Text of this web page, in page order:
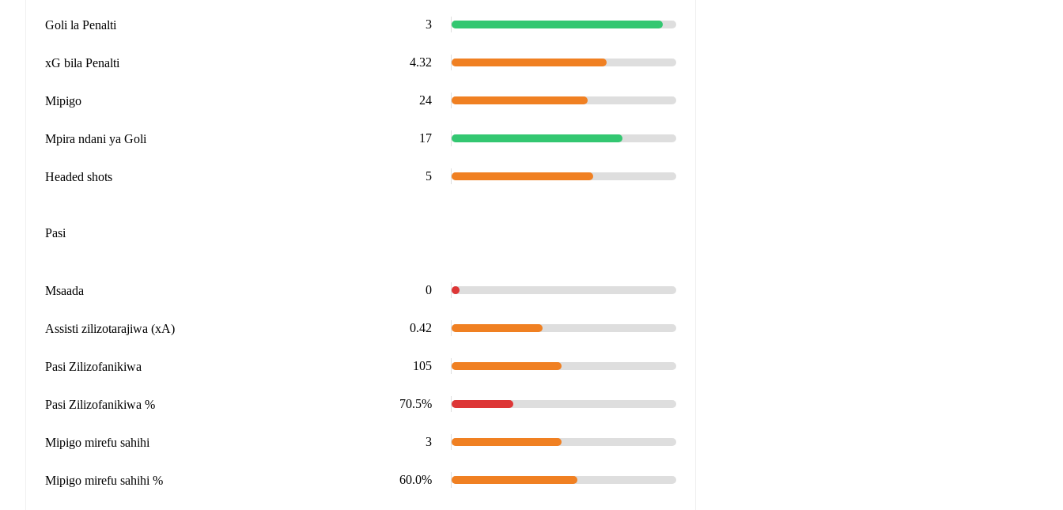
Goli la Penalti 3
xG bila Penalti 4.32
Mipigo 24
Mpira ndani ya Goli 17
Headed shots 5
Pasi
Msaada 0
Assisti zilizotarajiwa (xA) 0.42
Pasi Zilizofanikiwa 105
Pasi Zilizofanikiwa % 70.5%
Mipigo mirefu sahihi 3
Mipigo mirefu sahihi % 60.0%